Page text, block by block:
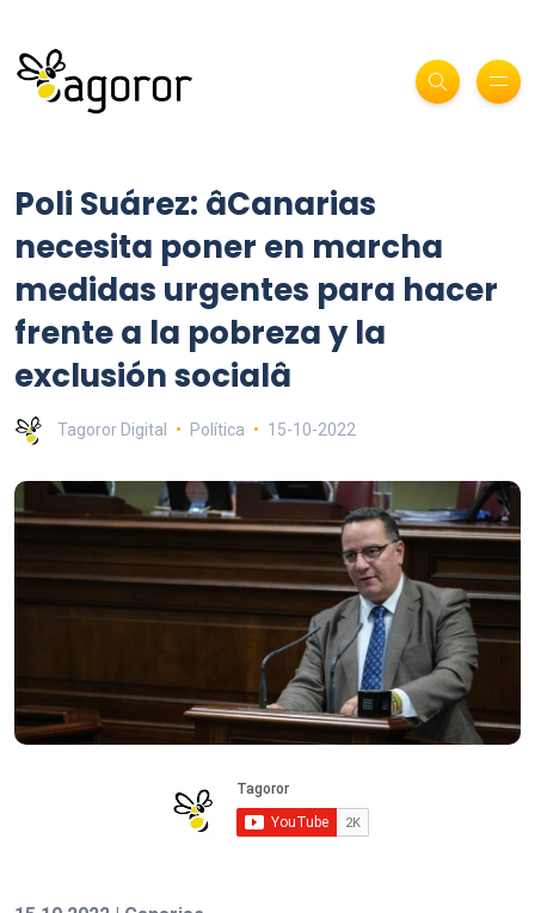
Poli Suárez: âCanarias
necesita poner en marcha
medidas urgentes para hacer
frente a la pobreza y la
exclusión socialâ
Tagoror Digital Política 15-10-2022